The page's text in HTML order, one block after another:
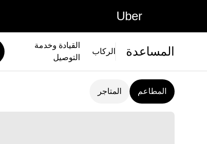
Uber
المساعدة الركاب
القيادة وخدمة
التوصيل
المطاعم المتاجر